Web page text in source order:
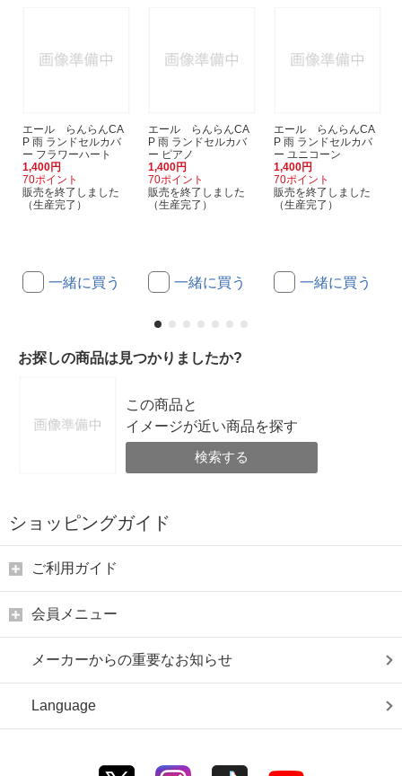
エール らんらんCA
P 雨 ランドセルカバ
ー フラワーハート
1,400円
70ポイント
販売を終了しました
（生産完了）
一緒に買う
エール らんらんCA
P 雨 ランドセルカバ
ー ピアノ
1,400円
70ポイント
販売を終了しました
（生産完了）
一緒に買う
エール らんらんCA
P 雨 ランドセルカバ
ー ユニコーン
1,400円
70ポイント
販売を終了しました
（生産完了）
一緒に買う
お探しの商品は見つかりましたか?
この商品と
イメージが近い商品を探す
検索する
ショッピングガイド
ご利用ガイド
会員メニュー
メーカーからの重要なお知らせ
Language